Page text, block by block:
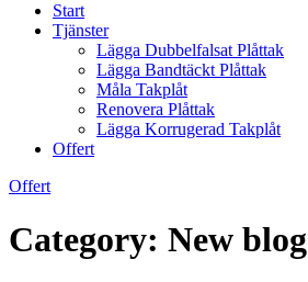
Start
Tjänster
Lägga Dubbelfalsat Plåttak
Lägga Bandtäckt Plåttak
Måla Takplåt
Renovera Plåttak
Lägga Korrugerad Takplåt
Offert
Offert
Category: New blog